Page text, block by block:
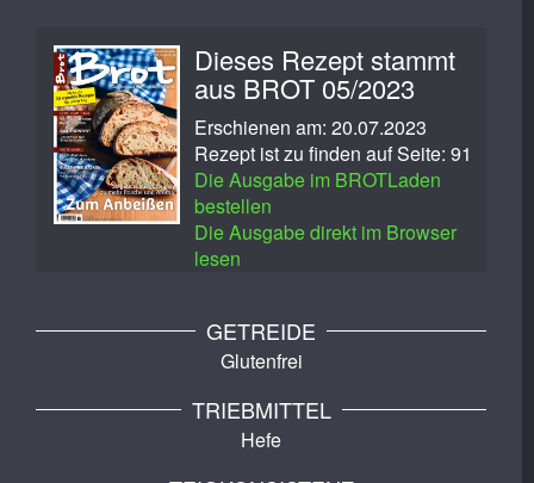
Dieses Rezept stammt
aus BROT 05/2023
Erschienen am: 20.07.2023
Rezept ist zu finden auf Seite: 91
Die Ausgabe im BROTLaden
bestellen
Die Ausgabe direkt im Browser
lesen
GETREIDE
Glutenfrei
TRIEBMITTEL
Hefe